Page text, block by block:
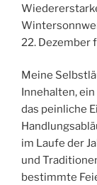
22. Dezember
Meine
Innehalten,
das peinliche
im Laufe der
und
bestimmte